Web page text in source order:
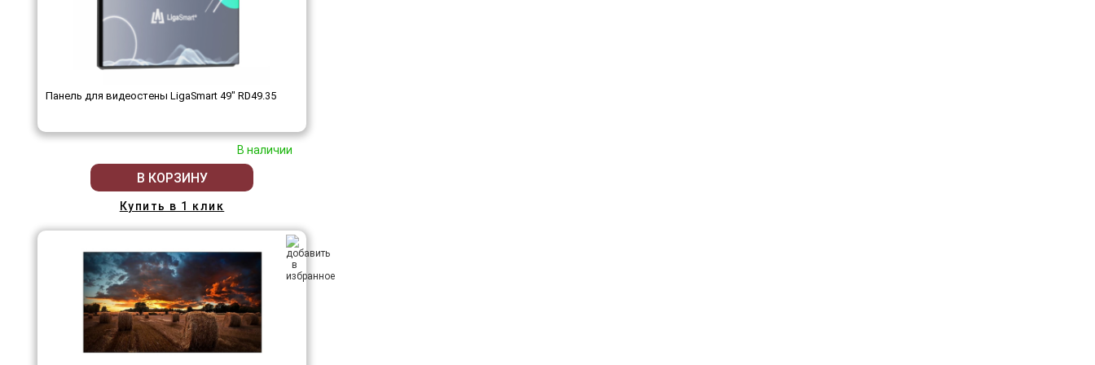
Панель для видеостены LigaSmart 49" RD49.35
В наличии
В КОРЗИНУ
Купить в 1 клик